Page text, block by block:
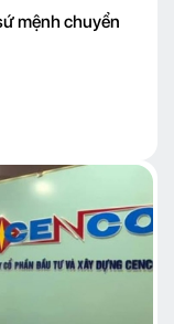
mệnh chuyển